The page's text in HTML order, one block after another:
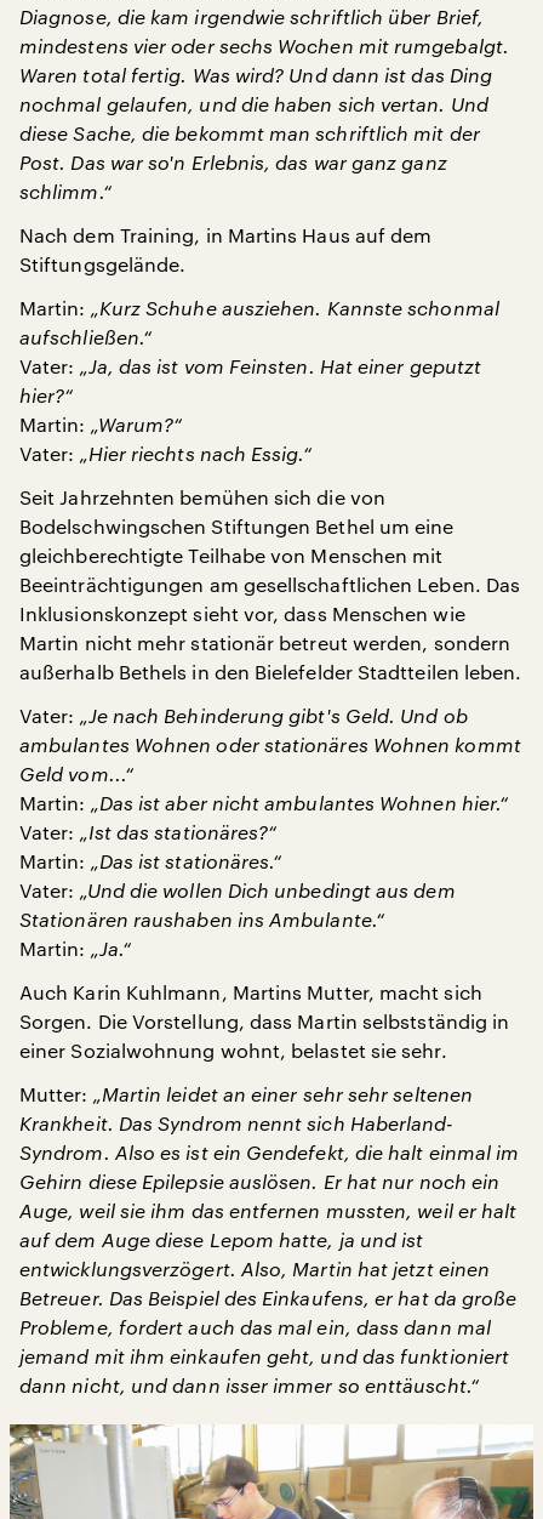
Diagnose, die kam irgendwie schriftlich über Brief,
mindestens vier oder sechs Wochen mit rumgebalgt.
Waren total fertig. Was wird? Und dann ist das Ding
nochmal gelaufen, und die haben sich vertan. Und
diese Sache, die bekommt man schriftlich mit der
Post. Das war so'n Erlebnis, das war ganz ganz
schlimm.“
Nach dem Training, in Martins Haus auf dem
Stiftungsgelände.
Martin: „Kurz Schuhe ausziehen. Kannste schonmal
aufschließen.“
Vater: „Ja, das ist vom Feinsten. Hat einer geputzt
hier?“
Martin: „Warum?“
Vater: „Hier riechts nach Essig.“
Seit Jahrzehnten bemühen sich die von
Bodelschwingschen Stiftungen Bethel um eine
gleichberechtigte Teilhabe von Menschen mit
Beeinträchtigungen am gesellschaftlichen Leben. Das
Inklusionskonzept sieht vor, dass Menschen wie
Martin nicht mehr stationär betreut werden, sondern
außerhalb Bethels in den Bielefelder Stadtteilen leben.
Vater: „Je nach Behinderung gibt's Geld. Und ob
ambulantes Wohnen oder stationäres Wohnen kommt
Geld vom...“
Martin: „Das ist aber nicht ambulantes Wohnen hier.“
Vater: „Ist das stationäres?“
Martin: „Das ist stationäres.“
Vater: „Und die wollen Dich unbedingt aus dem
Stationären raushaben ins Ambulante.“
Martin: „Ja.“
Auch Karin Kuhlmann, Martins Mutter, macht sich
Sorgen. Die Vorstellung, dass Martin selbstständig in
einer Sozialwohnung wohnt, belastet sie sehr.
Mutter: „Martin leidet an einer sehr sehr seltenen
Krankheit. Das Syndrom nennt sich Haberland-
Syndrom. Also es ist ein Gendefekt, die halt einmal im
Gehirn diese Epilepsie auslösen. Er hat nur noch ein
Auge, weil sie ihm das entfernen mussten, weil er halt
auf dem Auge diese Lepom hatte, ja und ist
entwicklungsverzögert. Also, Martin hat jetzt einen
Betreuer. Das Beispiel des Einkaufens, er hat da große
Probleme, fordert auch das mal ein, dass dann mal
jemand mit ihm einkaufen geht, und das funktioniert
dann nicht, und dann isser immer so enttäuscht.“